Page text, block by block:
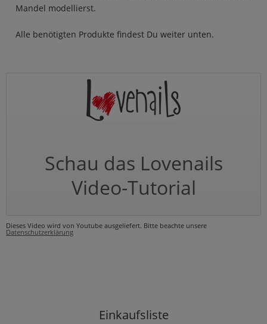
Mandel modellierst.
Alle benötigten Produkte findest Du weiter unten.
Schau das Lovenails
Video-Tutorial
Dieses Video wird von Youtube ausgeliefert. Bitte beachte unsere
Datenschutzerklärung
Einkaufsliste